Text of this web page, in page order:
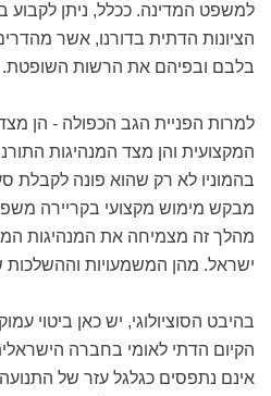
למשפט המדינה. ככלל, ניתן לקבוע
הציונות הדתית בדורנו, אשר
בלבם ובפיהם את הרשות השופטת.
למרות הפניית הגב הכפולה - הן
המקצועית והן מצד המנהיגות
בהמוניו לא רק שהוא פונה
מבקש מימוש מקצועי בקריירה
מהלך זה מצמיחה את המנהיגות
ישראל. מהן המשמעויות וההשלכות
בהיבט הסוציולוגי, יש כאן ביטוי
הקיום הדתי לאומי בחברה
אינם נתפסים כגלגל עזר של